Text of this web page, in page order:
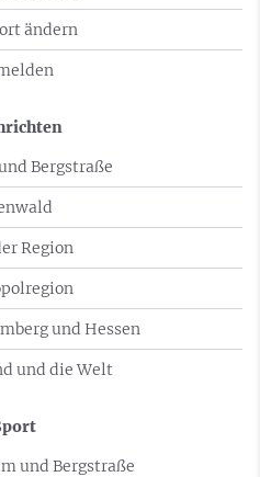
ändern
Bergstraße
Region
und Hessen
und die Welt
und Bergstraße